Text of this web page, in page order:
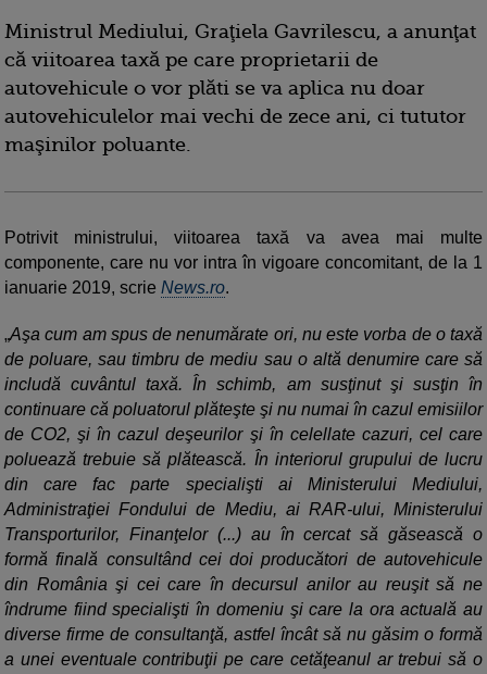
Ministrul Mediului, Graţiela Gavrilescu, a anunţat
că viitoarea taxă pe care proprietarii de
autovehicule o vor plăti se va aplica nu doar
autovehiculelor mai vechi de zece ani, ci tututor
maşinilor poluante.
Potrivit ministrului, viitoarea taxă va avea mai multe
componente, care nu vor intra în vigoare concomitant, de la 1
ianuarie 2019, scrie News.ro.
„Aşa cum am spus de nenumărate ori, nu este vorba de o taxă
de poluare, sau timbru de mediu sau o altă denumire care să
includă cuvântul taxă. În schimb, am susţinut şi susţin în
continuare că poluatorul plăteşte şi nu numai în cazul emisiilor
de CO2, şi în cazul deşeurilor şi în celellate cazuri, cel care
poluează trebuie să plătească. În interiorul grupului de lucru
din care fac parte specialişti ai Ministerului Mediului,
Administraţiei Fondului de Mediu, ai RAR-ului, Ministerului
Transporturilor, Finanţelor (...) au în cercat să găsească o
formă finală consultând cei doi producători de autovehicule
din România şi cei care în decursul anilor au reuşit să ne
îndrume fiind specialişti în domeniu şi care la ora actuală au
diverse firme de consultanţă, astfel încât să nu găsim o formă
a unei eventuale contribuţii pe care cetăţeanul ar trebui să o